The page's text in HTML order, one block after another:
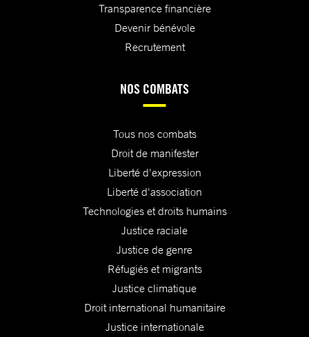
Transparence financière
Devenir bénévole
Recrutement
NOS COMBATS
Tous nos combats
Droit de manifester
Liberté d'expression
Liberté d'association
Technologies et droits humains
Justice raciale
Justice de genre
Réfugiés et migrants
Justice climatique
Droit international humanitaire
Justice internationale